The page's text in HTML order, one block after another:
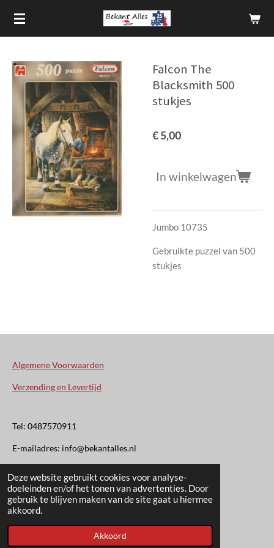
Deze website gebruikt cookies voor analyse-
doeleinden en/of het tonen van advertenties. Door
gebruik te blijven maken van de site gaat u hiermee
akkoord.
Akkoord
Ga
direct
hoofdinhoud
Falcon The
Blacksmith 500
stukjes
€ 5,00
In winkelwagen
Jumbo 10735
Gebruikte puzzel van 500
stukjes
Algemene Voorwaarden
Verzending en Levertijd
Tel: 0487570911
E-mailadres: info@bekantalles.nl
Rooysestraat 4
6621AM Dreumel
© 2020 - 2026 Bekant Alles